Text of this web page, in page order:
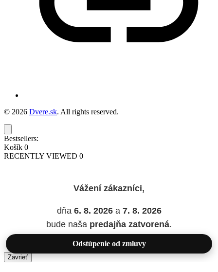
© 2026 Dvere.sk. All rights reserved.
Bestsellers:
Košík 0
RECENTLY VIEWED 0
Vážení zákazníci,
dňa 6. 8. 2026a 7. 8. 2026
bude naša predajňa zatvorená.
Zavrieť
Odstúpenie od zmluvy